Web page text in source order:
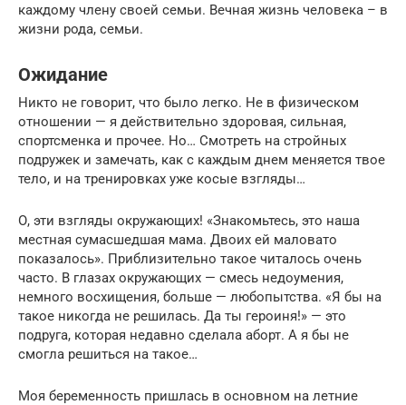
каждому члену своей семьи. Вечная жизнь человека – в
жизни рода, семьи.
Ожидание
Никто не говорит, что было легко. Не в физическом
отношении — я действительно здоровая, сильная,
спортсменка и прочее. Но… Смотреть на стройных
подружек и замечать, как с каждым днем меняется твое
тело, и на тренировках уже косые взгляды…
О, эти взгляды окружающих! «Знакомьтесь, это наша
местная сумасшедшая мама. Двоих ей маловато
показалось». Приблизительно такое читалось очень
часто. В глазах окружающих — смесь недоумения,
немного восхищения, больше — любопытства. «Я бы на
такое никогда не решилась. Да ты героиня!» — это
подруга, которая недавно сделала аборт. А я бы не
смогла решиться на такое…
Моя беременность пришлась в основном на летние